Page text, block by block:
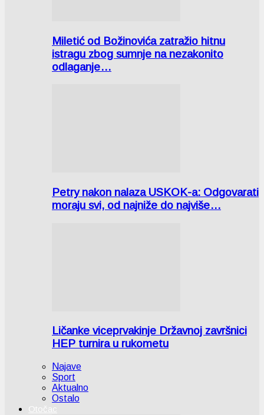
Miletić od Božinovića zatražio hitnu
istragu zbog sumnje na nezakonito
odlaganje…
Petry nakon nalaza USKOK-a: Odgovarati
moraju svi, od najniže do najviše…
Ličanke viceprvakinje Državnoj završnici
HEP turnira u rukometu
Najave
Sport
Aktualno
Ostalo
Otočac